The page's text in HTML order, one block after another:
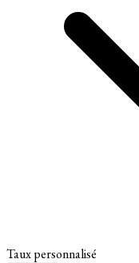
Taux personnalisé